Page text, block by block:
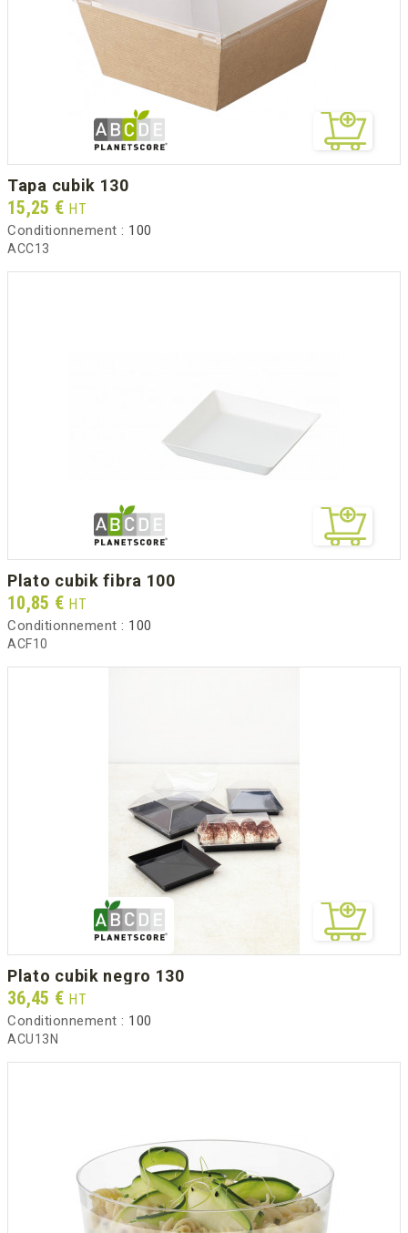
tapa cubik 130
Prix
15,25 € HT
Conditionnement : 100
ACC13
plato cubik fibra 100
Prix
10,85 € HT
Conditionnement : 100
ACF10
plato cubik negro 130
Prix
36,45 € HT
Conditionnement : 100
ACU13N